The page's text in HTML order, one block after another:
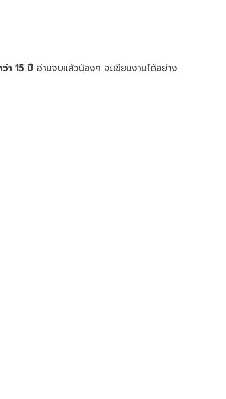
า 15 ปี อ่านจบแล้วน้องๆ จะเขียนงานได้อย่าง